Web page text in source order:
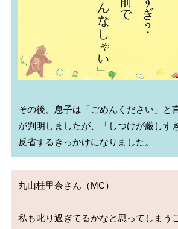
その後、息子は「ごめんください」と
が判明しましたが、「しつけが厳しす
丸山桂里奈さん（MC）
私も叱り過ぎてるかなと思ってしまう